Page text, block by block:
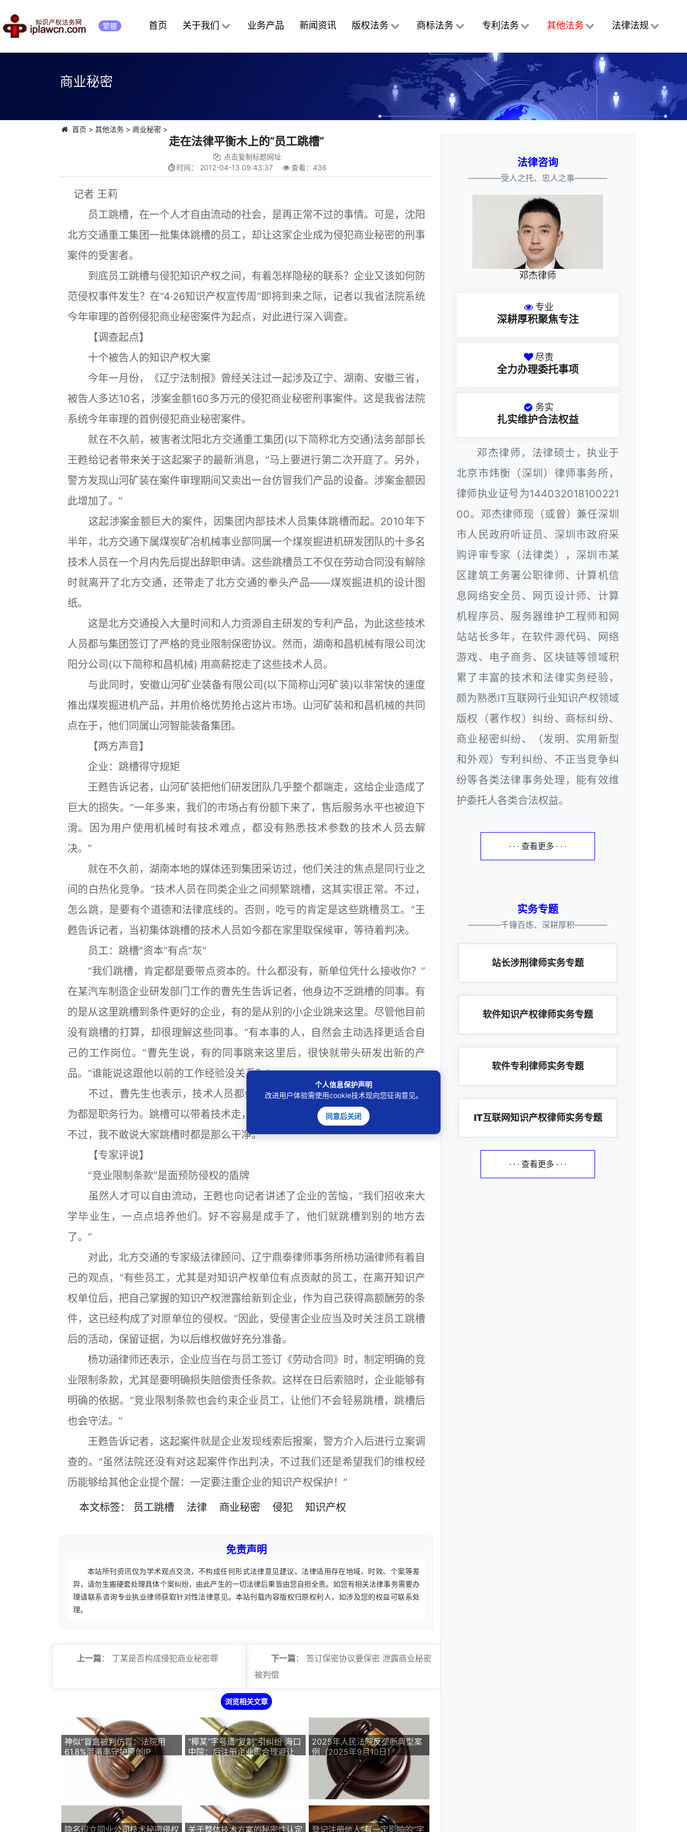
繁體 首页 关于我们 业务产品 新闻资讯 版权法务 商标法务 专利法务 其他法务 法律法规
商业秘密
首页 > 其他法务> 商业秘密>
走在法律平衡木上的“员工跳槽”
点击复制标题网址
时间： 2012-04-13 09:43:37 查看： 436
记者 王莉
员工跳槽，在一个人才自由流动的社会，是再正常不过的事情。可是，沈阳
北方交通重工集团一批集体跳槽的员工，却让这家企业成为侵犯商业秘密的刑事
案件的受害者。
到底员工跳槽与侵犯知识产权之间，有着怎样隐秘的联系？企业又该如何防
范侵权事件发生？在“4·26知识产权宣传周”即将到来之际，记者以我省法院系统
今年审理的首例侵犯商业秘密案件为起点，对此进行深入调查。
【调查起点】
十个被告人的知识产权大案
今年一月份，《辽宁法制报》曾经关注过一起涉及辽宁、湖南、安徽三省，
被告人多达10名，涉案金额160多万元的侵犯商业秘密刑事案件。这是我省法院
系统今年审理的首例侵犯商业秘密案件。
就在不久前，被害者沈阳北方交通重工集团(以下简称北方交通)法务部部长
王甦给记者带来关于这起案子的最新消息，“马上要进行第二次开庭了。另外，
警方发现山河矿装在案件审理期间又卖出一台仿冒我们产品的设备。涉案金额因
此增加了。”
这起涉案金额巨大的案件，因集团内部技术人员集体跳槽而起。2010年下
半年，北方交通下属煤炭矿冶机械事业部同属一个煤炭掘进机研发团队的十多名
技术人员在一个月内先后提出辞职申请。这些跳槽员工不仅在劳动合同没有解除
时就离开了北方交通，还带走了北方交通的拳头产品——煤炭掘进机的设计图
纸。
这是北方交通投入大量时间和人力资源自主研发的专利产品，为此这些技术
人员都与集团签订了严格的竞业限制保密协议。然而，湖南和昌机械有限公司沈
阳分公司(以下简称和昌机械) 用高薪挖走了这些技术人员。
与此同时，安徽山河矿业装备有限公司(以下简称山河矿装)以非常快的速度
推出煤炭掘进机产品，并用价格优势抢占这片市场。山河矿装和和昌机械的共同
点在于，他们同属山河智能装备集团。
【两方声音】
企业：跳槽得守规矩
王甦告诉记者，山河矿装把他们研发团队几乎整个都端走，这给企业造成了
巨大的损失。“一年多来，我们的市场占有份额下来了，售后服务水平也被迫下
滑。因为用户使用机械时有技术难点，都没有熟悉技术参数的技术人员去解
决。”
就在不久前，湖南本地的媒体还到集团采访过，他们关注的焦点是同行业之
间的白热化竞争。“技术人员在同类企业之间频繁跳槽，这其实很正常。不过，
怎么跳，是要有个道德和法律底线的。否则，吃亏的肯定是这些跳槽员工。”王
甦告诉记者，当初集体跳槽的技术人员如今都在家里取保候审，等待着判决。
员工：跳槽“资本”有点“灰”
“我们跳槽，肯定都是要带点资本的。什么都没有，新单位凭什么接收你？”
在某汽车制造企业研发部门工作的曹先生告诉记者，他身边不乏跳槽的同事。有
的是从这里跳槽到条件更好的企业，有的是从别的小企业跳来这里。尽管他目前
没有跳槽的打算，却很理解这些同事。“有本事的人，自然会主动选择更适合自
己的工作岗位。”曹先生说，有的同事跳来这里后，很快就带头研发出新的产
品。“谁能说这跟他以前的工作经验没关系？”
不过，曹先生也表示，技术人员都会跟企业签订保密协议。“我们的研发行
为都是职务行为。跳槽可以带着技术走，把设计成果带走，那是绝对不可以的。
不过，我不敢说大家跳槽时都是那么干净。”
【专家评说】
“竞业限制条款”是面预防侵权的盾牌
虽然人才可以自由流动，王甦也向记者讲述了企业的苦恼，“我们招收来大
学毕业生，一点点培养他们。好不容易是成手了，他们就跳槽到别的地方去
了。”
对此，北方交通的专家级法律顾问、辽宁鼎泰律师事务所杨功涵律师有着自
己的观点，“有些员工，尤其是对知识产权单位有点贡献的员工，在离开知识产
权单位后，把自己掌握的知识产权泄露给新到企业，作为自己获得高额酬劳的条
件，这已经构成了对原单位的侵权。”因此，受侵害企业应当及时关注员工跳槽
后的活动，保留证据，为以后维权做好充分准备。
杨功涵律师还表示，企业应当在与员工签订《劳动合同》时，制定明确的竞
业限制条款，尤其是要明确损失赔偿责任条款。这样在日后索赔时，企业能够有
明确的依据。“竞业限制条款也会约束企业员工，让他们不会轻易跳槽，跳槽后
也会守法。”
王甦告诉记者，这起案件就是企业发现线索后报案，警方介入后进行立案调
查的。“虽然法院还没有对这起案件作出判决，不过我们还是希望我们的维权经
历能够给其他企业提个醒：一定要注重企业的知识产权保护！”
本文标签： 员工跳槽 法律 商业秘密 侵犯 知识产权
免责声明
本站所刊资讯仅为学术观点交流，不构成任何形式法律意见建议。法律适用存在地域、时效、个案等差
异，请勿生搬硬套处理具体个案纠纷，由此产生的一切法律后果皆由您自担全责。如您有相关法律事务需要办
理请联系咨询专业执业律师获取针对性法律意见。本站刊载内容版权归原权利人，如涉及您的权益可联系处
理。
上一篇： 丁某是否构成侵犯商业秘密罪 下一篇： 签订保密协议要保密 泄露商业秘密
被判偿
浏览相关文章
神似”盲盒被判仿冒：法院用
61.8%混淆率守护原创IP
“椰某”字号遭“复制”引纠纷 海口
中院：后注册企业需合理避让
2025年人民法院反垄断典型案
例（2025年9月10日）
隐名设立同业公司技术秘密侵权 关于整体技术方案的秘密性认定 登记注册他人“有一定影响的”字
法律咨询
————受人之托、忠人之事————
邓杰律师
专业
深耕厚积聚焦专注
尽责
全力办理委托事项
务实
扎实维护合法权益
邓杰律师，法律硕士，执业于
北京市炜衡（深圳）律师事务所，
律师执业证号为144032018100221
00。邓杰律师现（或曾）兼任深圳
市人民政府听证员、深圳市政府采
购评审专家（法律类），深圳市某
区建筑工务署公职律师、计算机信
息网络安全员、网页设计师、计算
机程序员、服务器维护工程师和网
站站长多年，在软件源代码、网络
游戏、电子商务、区块链等领域积
累了丰富的技术和法律实务经验，
颇为熟悉IT互联网行业知识产权领域
版权（著作权）纠纷、商标纠纷、
商业秘密纠纷、（发明、实用新型
和外观）专利纠纷、不正当竞争纠
纷等各类法律事务处理，能有效维
护委托人各类合法权益。
· · · 查看更多 · · ·
实务专题
————千锤百炼、深耕厚积————
站长涉刑律师实务专题
软件知识产权律师实务专题
软件专利律师实务专题
IT互联网知识产权律师实务专题
· · · 查看更多 · · ·
个人信息保护声明
改进用户体验需使用cookie技术现向您征询意见。
同意后关闭